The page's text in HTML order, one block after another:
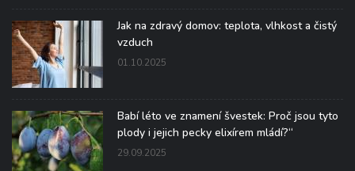
Jak na zdravý domov: teplota, vlhkost a čistý
vzduch
01.10.2025
Babí léto ve znamení švestek: Proč jsou tyto
plody i jejich pecky elixírem mládí?“
29.09.2025